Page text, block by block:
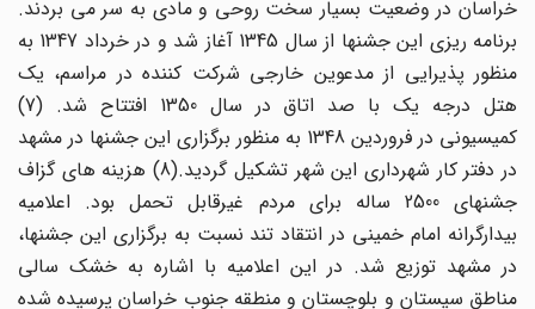
خراسان در وضعیت بسیار سخت روحی و مادی به سر می بردند.
برنامه ریزی این جشنها از سال 1345 آغاز شد و در خرداد 1347 به
منظور پذیرایی از مدعوین خارجی شرکت کننده در مراسم، یک
هتل درجه یک با صد اتاق در سال 1350 افتتاح شد. (7)
کمیسیونی در فروردین 1348 به منظور برگزاری این جشنها در مشهد
در دفتر کار شهرداری این شهر تشکیل گردید.(8) هزینه های گزاف
جشنهای 2500 ساله برای مردم غیرقابل تحمل بود. اعلامیه
بیدارگرانه امام خمینی در انتقاد تند نسبت به برگزاری این جشنها،
در مشهد توزیع شد. در این اعلامیه با اشاره به خشک سالی
مناطق سیستان و بلوچستان و منطقه جنوب خراسان پرسیده شده